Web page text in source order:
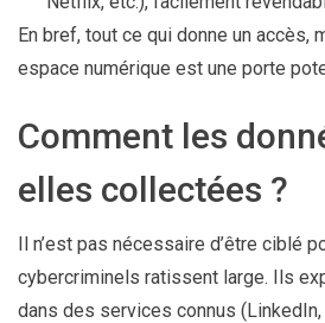
En bref, tout ce qui donne un accès,
espace numérique est une porte
Comment les
elles collectées ?
Il n’est pas nécessaire d’être ciblé
cybercriminels ratissent large. Ils
dans des services connus